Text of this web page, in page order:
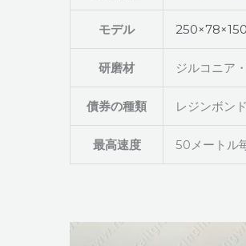
モデル 250×78×150
研磨材 ジルコニア
債券の種類 レジンボンド
最高速度 50メートル